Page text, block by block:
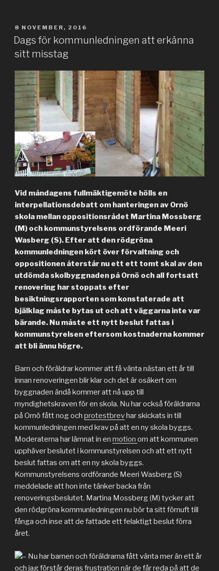
PUBLICERAT
8 NOVEMBER, 2016
Dags för kommunledningen att erkänna
sitt misstag
Vid måndagens fullmäktigemöte hölls en
interpellationsdebatt om hanteringen av Ornö
skola mellan oppositionsrådet Martina Mossberg
(M) och kommunstyrelsens ordförande Meeri
Wasberg (S). Efter att den rödgröna
kommunledningen kört över förvaltning och
oppositionen återstår nu ett ett tomt skal av den
utdömda skolbyggnaden på Ornö och all fortsatt
renovering har stoppats efter
besiktningsrapporten som konstaterade att
bjälklag måste bytas ut och att väggarna inte var
bärande. Nu måste ett nytt beslut fattas i
kommunstyrelsen eftersom kostnaderna kommer
att bli ännu högre.
Barn och föräldrar kommer att få vänta nästan ett år till
innan renoveringen blir klar och det är osäkert om
byggnaden ändå kommer att nå upp till
myndighetskraven för en skola. Nu har också föräldrarna
på Ornö fått nog och protestbrevhar skickats in till
kommunledningen med krav på att en ny skola byggs.
Moderaterna har lämnat in en motion om att kommunen
upphäver beslutet i kommunstyrelsen och att ett nytt
beslut fattas om att en ny skola byggs.
Kommunstyrelsens ordförande Meeri Wasberg (S)
meddelade att hon inte tänker backa från
renoveringsbeslutet. Martina Mossberg (M) tycker att
den rödgröna kommunledningen nu bör ta sitt förnuft till
fånga och inse att de fattade ett felaktigt beslut förra
året.
– Nu har barnen och föräldrarna fått vänta mer än ett år
och jag förstår deras frustration när de får reda på att de